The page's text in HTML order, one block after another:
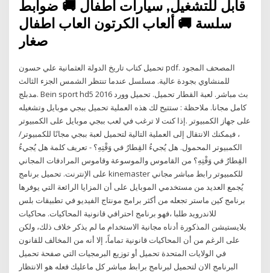
قابل للتشغيل, سيارات اطفال 🚚 ضوابط
سلسة 🚚 ألعاب الكرتون العاب اطفال
صغار
تحميل كتاب تاريخ الدولة العثمانية علي حسون pdf. المصحف المجود
للمنشاوي بجودة عالية. مسلسل عندما تنتظر الشمس الجزء الثالث
مدبلج. Bein sport hd5 بث مباشر. لعبة القطار تحميل. تحميل وورد 2016
كامل مجانا. ملاحظة : ستتيح لك هذه العملية تحميل ببجي موبايل وتشغيله
على جهاز الكمبيوتر .إذا كنت لا ترغب في لعب ببجي موبايل على الكمبيوتر
، فيمكنك الانتقال إلى العملية التالية لتحميل لعبة ببجي مجانًا للكمبيوتر/
الكمبيوتر المحمول. هل يُجيءُ القِطارُ في وَقْتِهِ؟ - تعريف كلمة هل يُجيءُ
القِطارُ في وَقْتِهِ؟ من القاموس والموسوعة وقاموس المرادفات المجاني
على الإنترنت. تحميل برنامج kinemaster للكمبيوتر رابط مباشر مجاني
يُجمع العديد من مستخدمي الموبايل على أن المزايا الرائعة التي يوفرها
برنامج كين ماستر تجعله من أكثر برامج مونتاج الفيديو في تطبيقات بلس
للاندرويد طلبا ،فهو برنامج احترافي قانونية المحاكيات. محاكيات
بلايستيشن المذكورة أدناه مجانية الاستخدام ما لم يذكر خلاف ذلك، ولكن
على الرغم من أن المحاكيات قانونية تماماً، إلا أنه من المخالف للقانون
في الولايات المتحدة تحميل أو توزيع البرمجيات التي صفحة تحميل
البرنامج الان لتحميل لبرنامج برابط مباشر كل ماعليك فعله هو الانتظار